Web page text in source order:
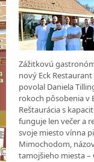
Zážitkovú
nový Eck
povolal Daniela
rokoch pôsobenia v
Reštaurácia s
funguje len večer a
svoje miesto vínna
Mimochodom,
tamojšieho miesta –